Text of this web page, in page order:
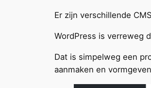
Er zijn verschillende
WordPress is verreweg
Dat is simpelweg een
aanmaken en